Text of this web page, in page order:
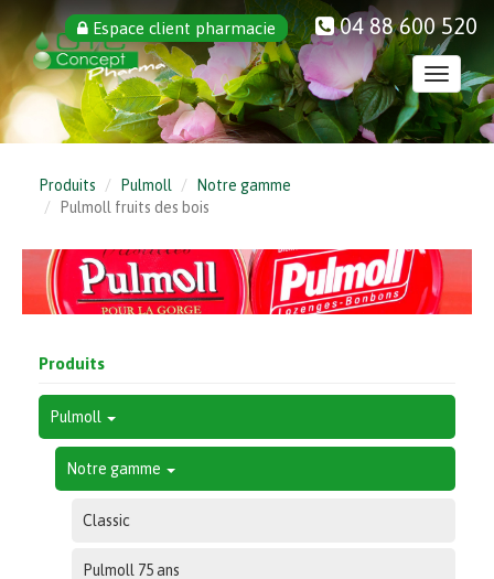
contenu
principal
Espace client pharmacie 04 88 600 520
Toggle
Produits Pulmoll
Notre gamme
Pulmoll fruits des bois
Produits
Pulmoll
Notre gamme
Classic
Pulmoll 75 ans